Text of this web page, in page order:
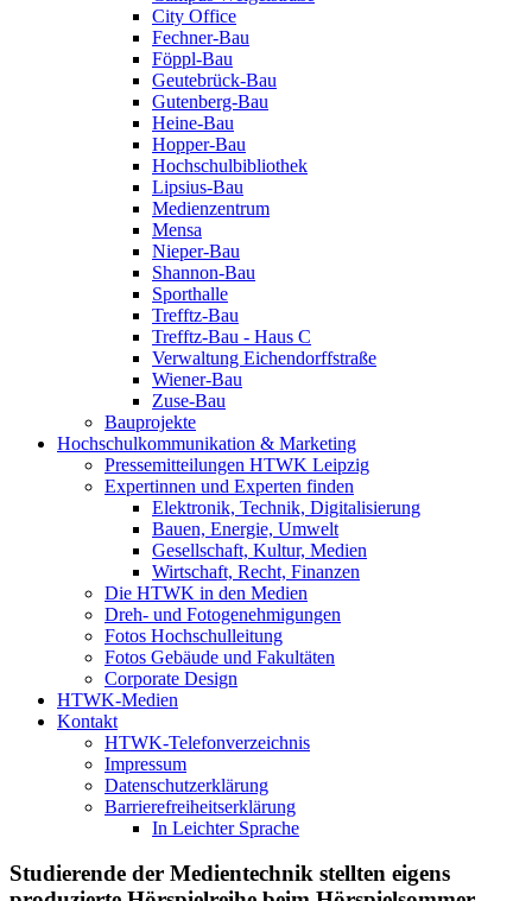
City Office
Fechner-Bau
Föppl-Bau
Geutebrück-Bau
Gutenberg-Bau
Heine-Bau
Hopper-Bau
Hochschulbibliothek
Lipsius-Bau
Medienzentrum
Mensa
Nieper-Bau
Shannon-Bau
Sporthalle
Trefftz-Bau
Trefftz-Bau - Haus C
Verwaltung Eichendorffstraße
Wiener-Bau
Zuse-Bau
Bauprojekte
Hochschulkommunikation & Marketing
Pressemitteilungen HTWK Leipzig
Expertinnen und Experten finden
Elektronik, Technik, Digitalisierung
Bauen, Energie, Umwelt
Gesellschaft, Kultur, Medien
Wirtschaft, Recht, Finanzen
Die HTWK in den Medien
Dreh- und Fotogenehmigungen
Fotos Hochschulleitung
Fotos Gebäude und Fakultäten
Corporate Design
HTWK-Medien
Kontakt
HTWK-Telefonverzeichnis
Impressum
Datenschutzerklärung
Barrierefreiheitserklärung
In Leichter Sprache
Studierende der Medientechnik stellten eigens